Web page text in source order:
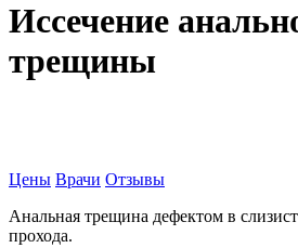
Иссечение
трещины
Цены Врачи Отзывы
Анальная трещина дефектом в
прохода.